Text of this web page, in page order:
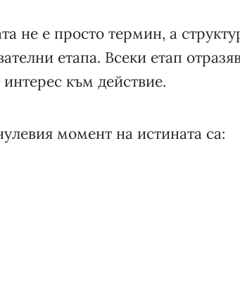
не е просто термин, а
етапа. Всеки етап
към действие.
момент на истината са: